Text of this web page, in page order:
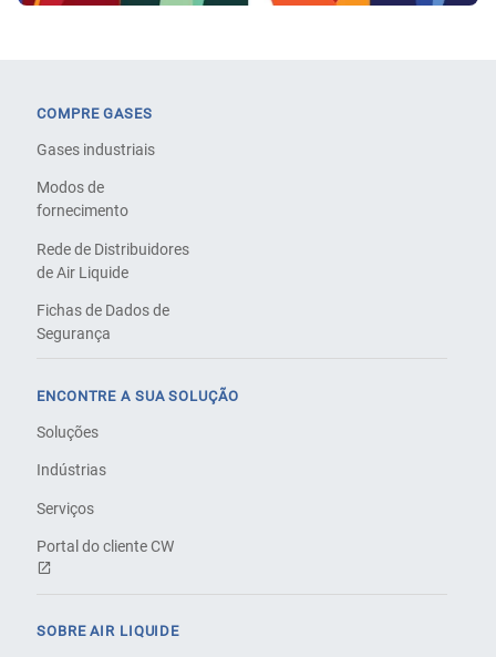
COMPRE GASES
Gases industriais
Modos de
fornecimento
Rede de Distribuidores
de Air Liquide
Fichas de Dados de
Segurança
ENCONTRE A SUA SOLUÇÃO
Soluções
Indústrias
Serviços
Portal do cliente CW
SOBRE AIR LIQUIDE